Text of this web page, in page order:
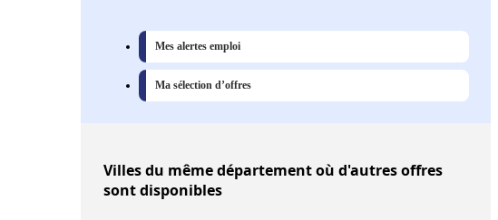
Mes alertes emploi
Ma sélection d’offres
Villesdu même département où d'autres offres
sont disponibles